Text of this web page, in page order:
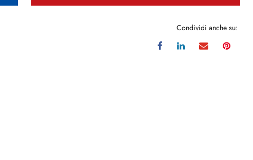
Condividi anche su: